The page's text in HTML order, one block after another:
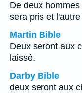
De deux
sera pris et l'autre
Martin Bible
Deux seront aux
laissé.
Darby Bible
deux seront aux